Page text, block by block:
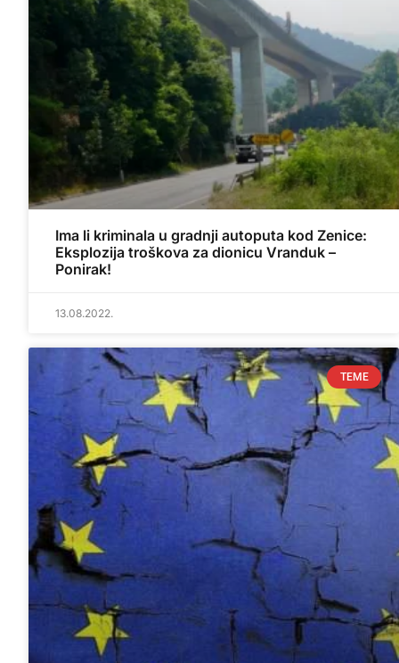
Ima li kriminala u gradnji autoputa kod Zenice:
Eksplozija troškova za dionicu Vranduk –
Ponirak!
13.08.2022.
TEME